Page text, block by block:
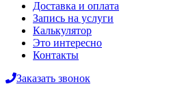
Доставка и оплата
Запись на услуги
Калькулятор
Это интересно
Контакты
Заказать звонок